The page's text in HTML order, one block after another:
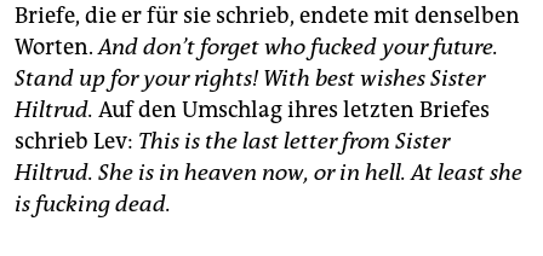
Briefe, die er für sie schrieb, endete mit denselben
Worten.And don’t forget who fucked your future.
Stand up for your rights! With best wishes Sister
Hiltrud. Auf den Umschlag ihres letzten Briefes
schrieb Lev: This is the last letter from Sister
Hiltrud. She is in heaven now, or in hell. At least she
is fucking dead.